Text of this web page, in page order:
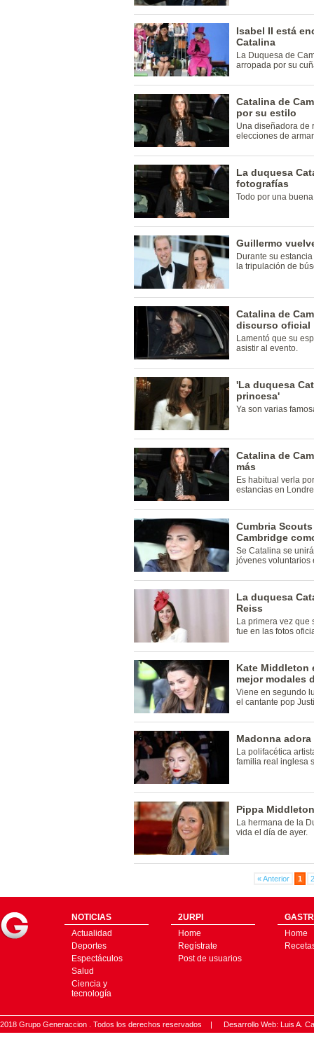
Isabel II está
Catalina
La Duquesa de
arropada por su
Catalina de
por su estilo
Una diseñadora de
elecciones de
La duquesa
fotografías
Todo por una
Guillermo
Durante su
la tripulación de
Catalina de
discurso oficial
Lamentó que su
asistir al evento.
'La duquesa
princesa'
Ya son varias
Catalina de
más
Es habitual verla
estancias en
Cumbria
Cambridge
Se Catalina se
jóvenes voluntarios
La duquesa
Reiss
La primera vez que
fue en las fotos
Kate Middleton
mejor modales
Viene en segundo
el cantante pop
Madonna
La polifacética
familia real inglesa
Pippa
La hermana de la
vida el día de ayer.
« Anterior 1 2
NOTICIAS
Actualidad
Deportes
Espectáculos
Salud
Ciencia y
tecnología
2URPI
Home
Regístrate
Post de usuarios
Home
2018 Grupo Generaccion . Todos los derechos reservados | Desarrollo Web: Luis